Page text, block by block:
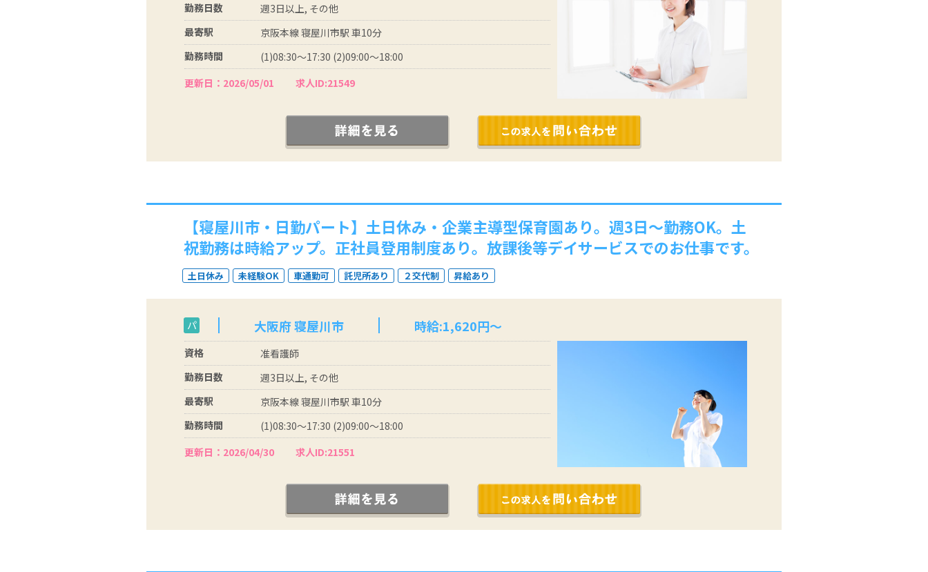
勤務日数
週3日以上, その他
最寄駅
京阪本線 寝屋川市駅 車10分
勤務時間
(1)08:30～17:30 (2)09:00～18:00
更新日：2026/05/01
求人ID:21549
【寝屋川市・日勤パート】土日休み・企業主導型保育園あり。週3日～勤務OK。土
祝勤務は時給アップ。正社員登用制度あり。放課後等デイサービスでのお仕事です。
土日休み 未経験OK 車通勤可 託児所あり ２交代制 昇給あり
パ 大阪府 寝屋川市 時給:1,620円～
資格
准看護師
勤務日数
週3日以上, その他
最寄駅
京阪本線 寝屋川市駅 車10分
勤務時間
(1)08:30～17:30 (2)09:00～18:00
更新日：2026/04/30
求人ID:21551